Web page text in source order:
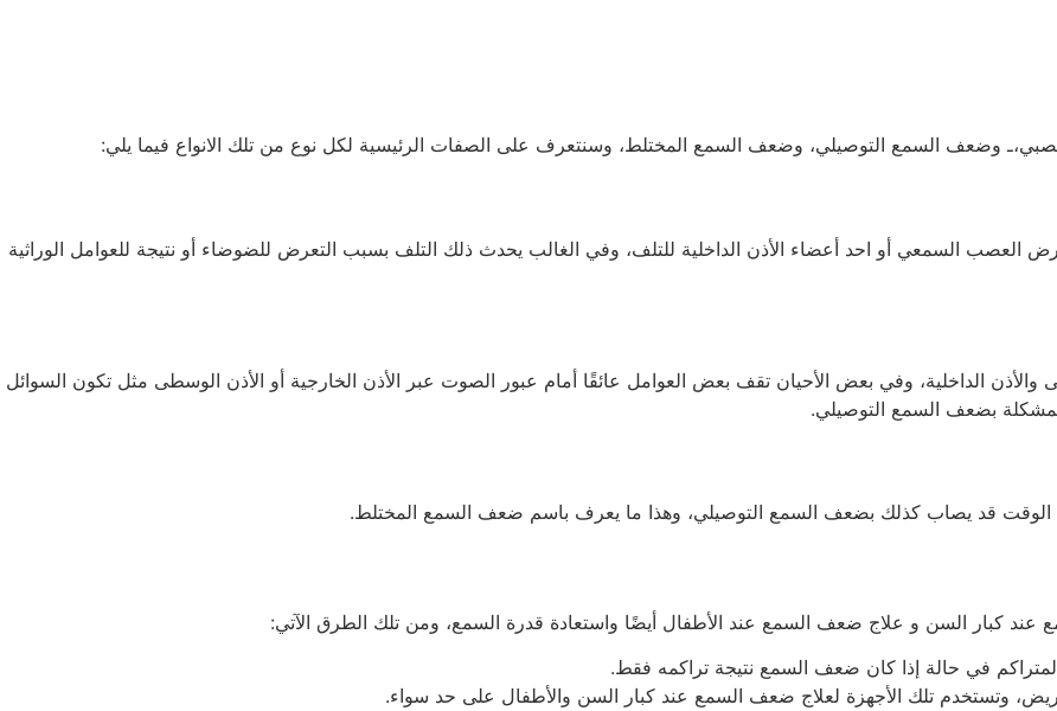
وضعف السمع التوصيلي، وضعف السمع المختلط، وسنتعرف على الصفات الرئيسية لكل نوع من تلك الانواع فيما يلي:
العصب السمعي أو احد أعضاء الأذن الداخلية للتلف، وفي الغالب يحدث ذلك التلف بسبب التعرض للضوضاء أو نتيجة للعوامل الوراثية
والأذن الداخلية، وفي بعض الأحيان تقف بعض العوامل عائقًا أمام عبور الصوت عبر الأذن الخارجية أو الأذن الوسطى مثل تكون السوائل
بضعف السمع التوصيلي.
قد يصاب كذلك بضعف السمع التوصيلي، وهذا ما يعرف باسم ضعف السمع المختلط.
كبار السن و علاج ضعف السمع عند الأطفال أيضًا واستعادة قدرة السمع، ومن تلك الطرق الآتي:
في حالة إذا كان ضعف السمع نتيجة تراكمه فقط.
وتستخدم تلك الأجهزة لعلاج ضعف السمع عند كبار السن والأطفال على حد سواء.